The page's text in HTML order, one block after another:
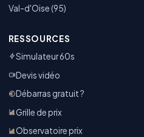
Val-d'Oise (95)
RESSOURCES
Simulateur 60s
Devis vidéo
Débarras gratuit ?
Grille de prix
Observatoire prix